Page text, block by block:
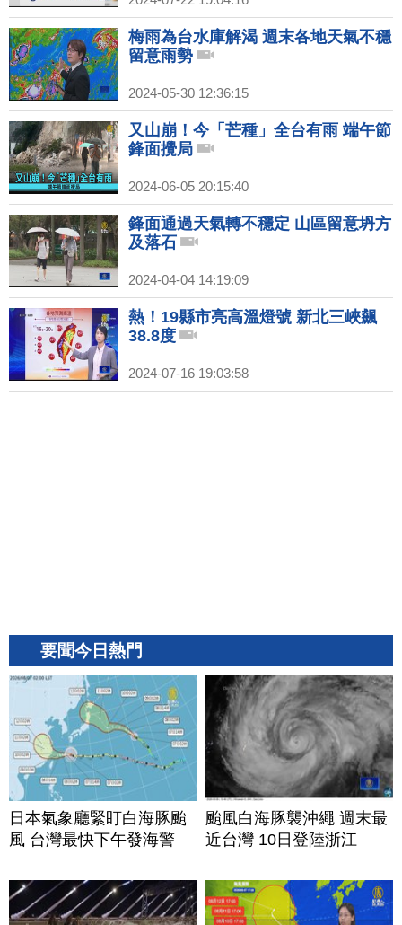
梅雨為台水庫解渴 週末各地天氣不穩
留意雨勢
2024-05-30 12:36:15
又山崩！今「芒種」全台有雨 端午節
鋒面攪局
2024-06-05 20:15:40
鋒面通過天氣轉不穩定 山區留意坍方
及落石
2024-04-04 14:19:09
熱！19縣市亮高溫燈號 新北三峽飆
38.8度
2024-07-16 19:03:58
要聞今日熱門
日本氣象廳緊盯白海豚颱
風 台灣最快下午發海警
颱風白海豚襲沖繩 週末最
近台灣 10日登陸浙江